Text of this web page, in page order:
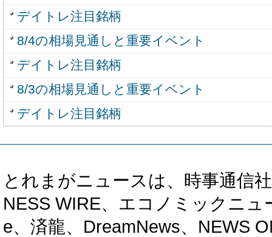
デイトレ注目銘柄
8/4の相場見通しと重要イベント
デイトレ注目銘柄
8/3の相場見通しと重要イベント
デイトレ注目銘柄
とれまがニュースは、時事通信
NESS WIRE、エコノミックニ
e、済龍、DreamNews、NEWS